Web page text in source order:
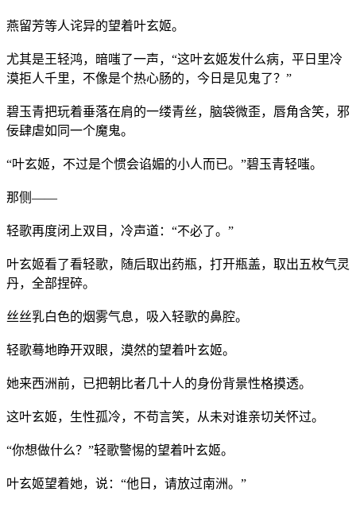
燕留芳等人诧异的望着叶玄姬。
尤其是王轻鸿，暗嗤了一声，“这叶玄姬发什么病，平日里冷
漠拒人千里，不像是个热心肠的，今日是见鬼了？”
碧玉青把玩着垂落在肩的一缕青丝，脑袋微歪，唇角含笑，邪
佞肆虐如同一个魔鬼。
“叶玄姬，不过是个惯会谄媚的小人而已。”碧玉青轻嗤。
那侧——
轻歌再度闭上双目，冷声道：“不必了。”
叶玄姬看了看轻歌，随后取出药瓶，打开瓶盖，取出五枚气灵
丹，全部捏碎。
丝丝乳白色的烟雾气息，吸入轻歌的鼻腔。
轻歌蓦地睁开双眼，漠然的望着叶玄姬。
她来西洲前，已把朝比者几十人的身份背景性格摸透。
这叶玄姬，生性孤冷，不苟言笑，从未对谁亲切关怀过。
“你想做什么？”轻歌警惕的望着叶玄姬。
叶玄姬望着她，说：“他日，请放过南洲。”